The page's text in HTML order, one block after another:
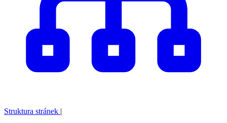
Struktura stránek |